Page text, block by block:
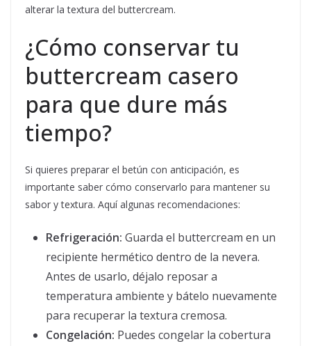
alterar la textura del buttercream.
¿Cómo conservar tu
buttercream casero
para que dure más
tiempo?
Si quieres preparar el betún con anticipación, es
importante saber cómo conservarlo para mantener su
sabor y textura. Aquí algunas recomendaciones:
Refrigeración: Guarda el buttercream en un
recipiente hermético dentro de la nevera.
Antes de usarlo, déjalo reposar a
temperatura ambiente y bátelo nuevamente
para recuperar la textura cremosa.
Congelación: Puedes congelar la cobertura